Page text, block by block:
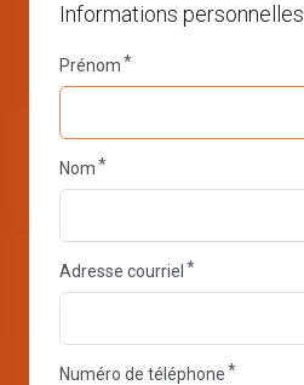
Informations personnelles
Prénom
Nom
Adresse courriel
Numéro de téléphone